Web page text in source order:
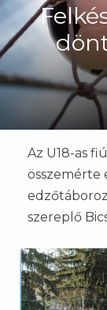
Az U18-as
összemérte
szereplő